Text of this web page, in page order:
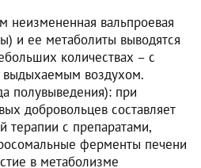
неизмененная вальпроевая
и ее метаболиты выводятся
количествах – с
выдыхаемым воздухом.
полувыведения): при
добровольцев составляет
терапии с препаратами,
ферменты печени
в метаболизме